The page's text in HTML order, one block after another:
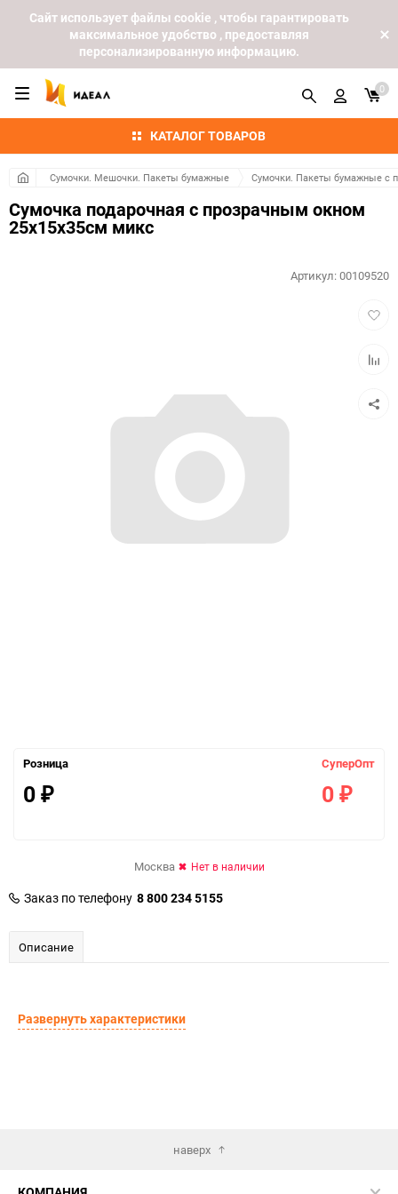
Cайт использует файлы cookie , чтобы гарантировать
максимальное удобство , предоставляя
персонализированную информацию.
КАТАЛОГ ТОВАРОВ
0
Сумочки. Мешочки. Пакеты бумажные Сумочки. Пакеты бумажные с
Сумочка подарочная с прозрачным окном
25х15х35см микс
Артикул:00109520
Розница
0 ₽
СуперОпт
0 ₽
Москва Нет в наличии
Заказ по телефону 8 800 234 5155
Описание
Развернуть характеристики
наверх